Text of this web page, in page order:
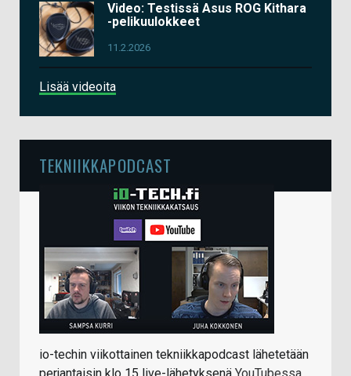
Video: Testissä Asus ROG Kithara
-pelikuulokkeet
11.2.2026
Lisää videoita
TEKNIIKKAPODCAST
io-techin viikottainen tekniikkapodcast lähetetään